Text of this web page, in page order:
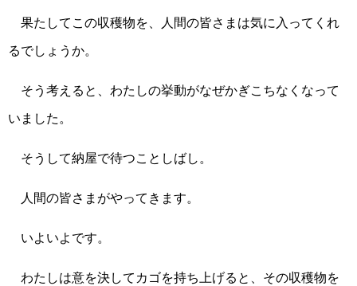
果たしてこの収穫物を、人間の皆さまは気に入ってくれ
るでしょうか。
そう考えると、わたしの挙動がなぜかぎこちなくなって
いました。
そうして納屋で待つことしばし。
人間の皆さまがやってきます。
いよいよです。
わたしは意を決してカゴを持ち上げると、その収穫物を